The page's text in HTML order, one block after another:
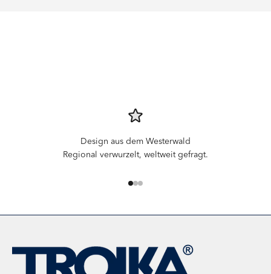
Design aus dem Westerwald
Regional verwurzelt, weltweit gefragt.